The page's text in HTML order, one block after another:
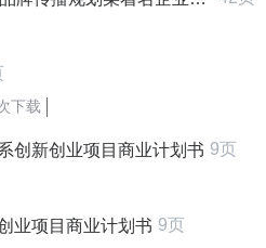
下载
创新创业项目商业计划书 9页
业项目商业计划书 9页